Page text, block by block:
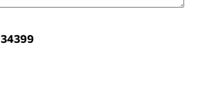
34399